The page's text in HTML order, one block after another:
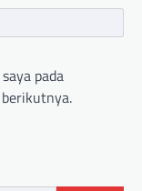
pada